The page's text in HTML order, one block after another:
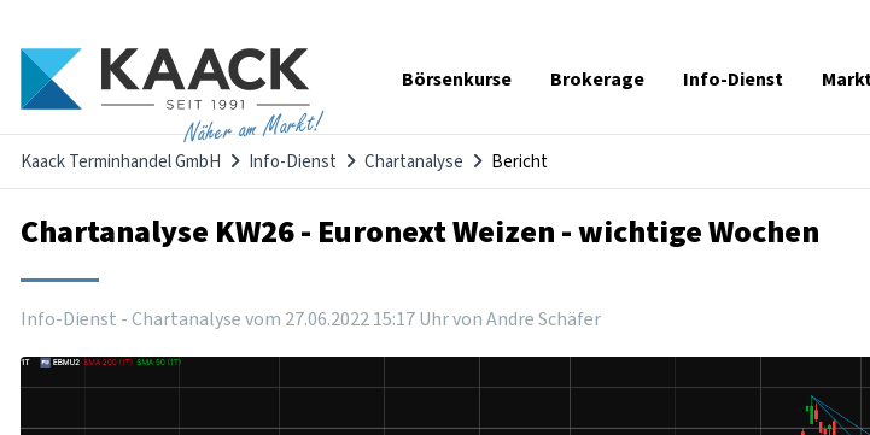
Näher am Markt!
Navigation
Börsenkurse Brokerage Info-Dienst
Kaack Terminhandel GmbH Info-Dienst Chartanalyse Bericht
Chartanalyse KW26 - Euronext Weizen - wichtige Wochen
Info-Dienst - Chartanalyse vom 27.06.202215:17Uhrvon Andre Schäfer